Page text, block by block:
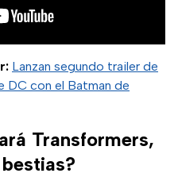
Lanzan segundo trailer de
DC con el Batman de
Transformers,